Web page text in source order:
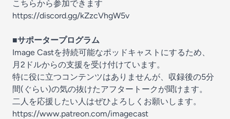
こちらから参加できます
https://discord.gg/kZzcVhgW5v
■サポータープログラム
Image Castを持続可能なポッドキャストにするため、
月2ドルからの支援を受け付けています。
特に役に立つコンテンツはありませんが、収録後の5分
間(ぐらい)の気の抜けたアフタートークが聞けます。
二人を応援したい人はぜひよろしくお願いします。
https://www.patreon.com/imagecast